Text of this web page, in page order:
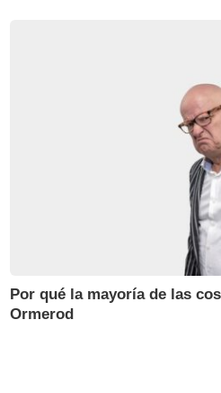
Por qué la mayoría de las
Ormerod